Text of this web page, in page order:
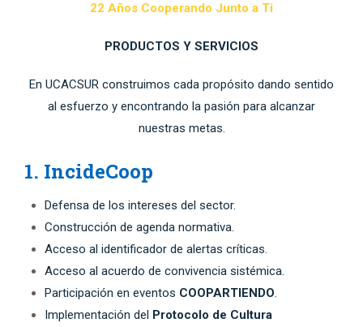
22 Años Cooperando Junto a Ti
PRODUCTOS Y SERVICIOS
En UCACSUR construimos cada propósito dando sentido
al esfuerzo y encontrando la pasión para alcanzar
nuestras metas.
1. IncideCoop
Defensa de los intereses del sector.
Construcción de agenda normativa.
Acceso al identificador de alertas críticas.
Acceso al acuerdo de convivencia sistémica.
Participación en eventos COOPARTIENDO.
Implementación del Protocolo de Cultura